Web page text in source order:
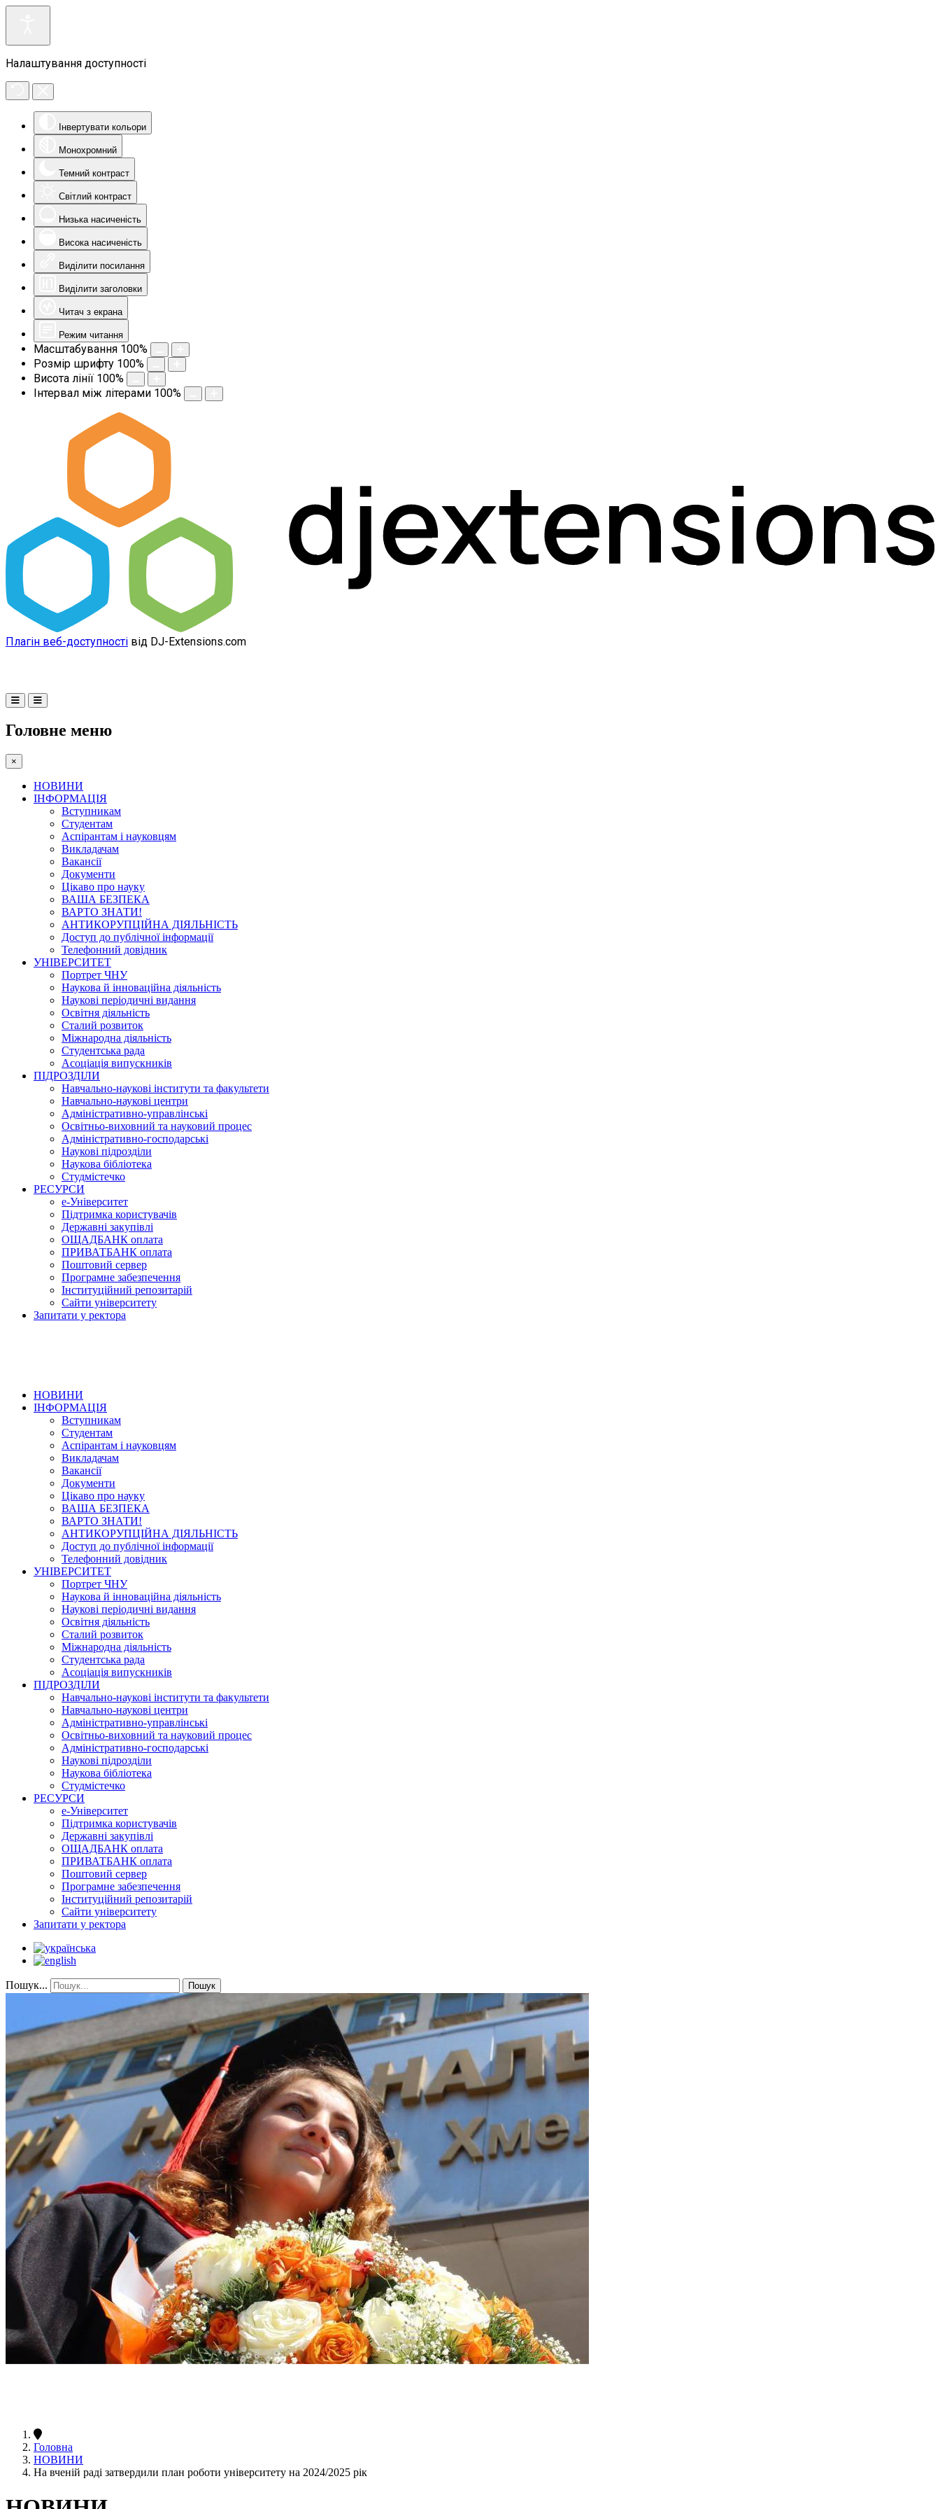
Налаштування доступності
Інвертувати кольори
Монохромний
Темний контраст
Світлий контраст
Низька насиченість
Висока насиченість
Виділити посилання
Виділити заголовки
Читач з екрана
Режим читання
Масштабування 100%
Розмір шрифту 100%
Висота лінії 100%
Інтервал між літерами 100%
Плагін веб-доступності від DJ-Extensions.com
Головне меню
×
НОВИНИ
ІНФОРМАЦІЯ
Вступникам
Студентам
Аспірантам і науковцям
Викладачам
Вакансії
Документи
Цікаво про науку
ВАША БЕЗПЕКА
ВАРТО ЗНАТИ!
АНТИКОРУПЦІЙНА ДІЯЛЬНІСТЬ
Доступ до публічної інформації
Телефонний довідник
УНІВЕРСИТЕТ
Портрет ЧНУ
Наукова й інноваційна діяльність
Наукові періодичні видання
Освітня діяльність
Сталий розвиток
Міжнародна діяльність
Студентська рада
Асоціація випускників
ПІДРОЗДІЛИ
Навчально-наукові інститути та факультети
Навчально-наукові центри
Адміністративно-управлінські
Освітньо-виховний та науковий процес
Адміністративно-господарські
Наукові підрозділи
Наукова бібліотека
Студмістечко
РЕСУРСИ
е-Університет
Підтримка користувачів
Державні закупівлі
ОЩАДБАНК оплата
ПРИВАТБАНК оплата
Поштовий сервер
Програмне забезпечення
Інституційний репозитарій
Сайти університету
Запитати у ректора
НОВИНИ
ІНФОРМАЦІЯ
Вступникам
Студентам
Аспірантам і науковцям
Викладачам
Вакансії
Документи
Цікаво про науку
ВАША БЕЗПЕКА
ВАРТО ЗНАТИ!
АНТИКОРУПЦІЙНА ДІЯЛЬНІСТЬ
Доступ до публічної інформації
Телефонний довідник
УНІВЕРСИТЕТ
Портрет ЧНУ
Наукова й інноваційна діяльність
Наукові періодичні видання
Освітня діяльність
Сталий розвиток
Міжнародна діяльність
Студентська рада
Асоціація випускників
ПІДРОЗДІЛИ
Навчально-наукові інститути та факультети
Навчально-наукові центри
Адміністративно-управлінські
Освітньо-виховний та науковий процес
Адміністративно-господарські
Наукові підрозділи
Наукова бібліотека
Студмістечко
РЕСУРСИ
е-Університет
Підтримка користувачів
Державні закупівлі
ОЩАДБАНК оплата
ПРИВАТБАНК оплата
Поштовий сервер
Програмне забезпечення
Інституційний репозитарій
Сайти університету
Запитати у ректора
Пошук... Пошук
Головна
НОВИНИ
На вченій раді затвердили план роботи університету на 2024/2025 рік